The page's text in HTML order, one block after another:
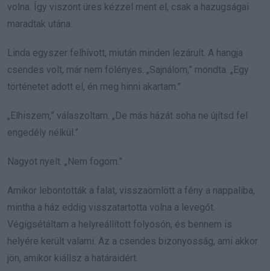
volna. Így viszont üres kézzel ment el, csak a hazugságai
maradtak utána.
Linda egyszer felhívott, miután minden lezárult. A hangja
csendes volt, már nem fölényes. „Sajnálom,” mondta. „Egy
történetet adott el, én meg hinni akartam.”
„Elhiszem,” válaszoltam. „De más házát soha ne újítsd fel
engedély nélkül.”
Nagyot nyelt. „Nem fogom.”
Amikor lebontották a falat, visszaömlött a fény a nappaliba,
mintha a ház eddig visszatartotta volna a levegőt.
Végigsétáltam a helyreállított folyosón, és bennem is
helyére került valami. Az a csendes bizonyosság, ami akkor
jön, amikor kiállsz a határaidért.